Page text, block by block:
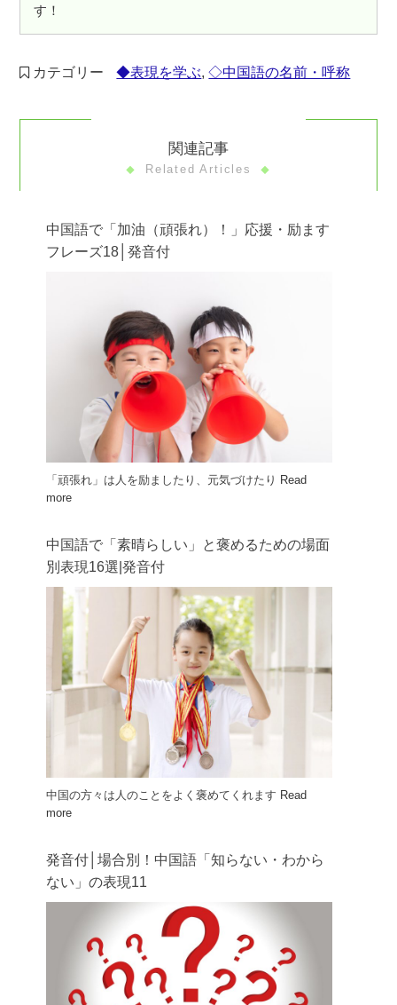
す！
カテゴリー ◆表現を学ぶ,◇中国語の名前・呼称
関連記事
Related Articles
中国語で「加油（頑張れ）！」応援・励ます
フレーズ18│発音付
「頑張れ」は人を励ましたり、元気づけたり Read
more
中国語で「素晴らしい」と褒めるための場面
別表現16選|発音付
中国の方々は人のことをよく褒めてくれます Read
more
発音付│場合別！中国語「知らない・わから
ない」の表現11